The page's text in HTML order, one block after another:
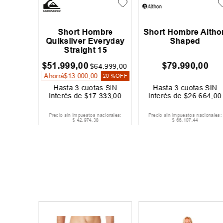
Short Hombre
Quiksilver Everyday
Straight 15
$51.999,00 $64.999,00
Ahorrá$13.000 ,00 20 %OFF
Hasta3 cuotas SIN
interés de$17 .333 ,00
Precio sin impuestos nacionales:
$ 42.974,38
Short Hombre
Shaped
$79.990,00
Hasta3 cuotas SIN
interés de$26 .664 00
Precio sin impuestos nacionales:
$ 66.107,44